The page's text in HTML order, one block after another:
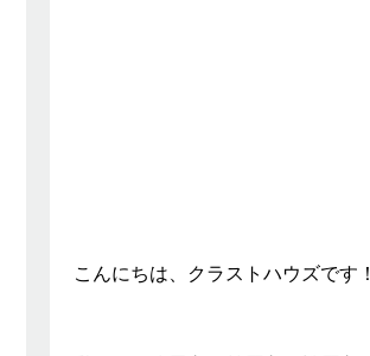
こんにちは、クラストハウズです！